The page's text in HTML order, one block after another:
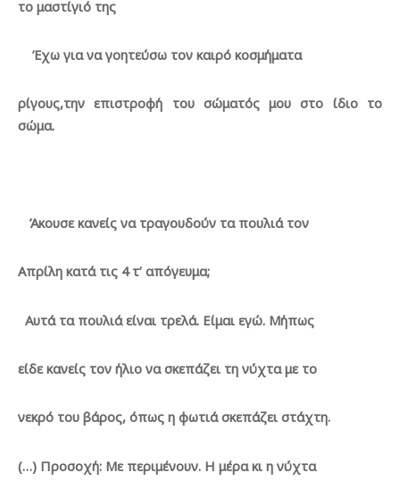
το μαστίγιό της
Έχω για να γοητεύσω τον καιρό κοσμήματα
ρίγους,την επιστροφή του σώματός μου στο ίδιο το
σώμα.
Άκουσε κανείς να τραγουδούν τα πουλιά τον
Απρίλη κατά τις 4 τ’ απόγευμα;
Αυτά τα πουλιά είναι τρελά. Είμαι εγώ. Μήπως
είδε κανείς τον ήλιο να σκεπάζει τη νύχτα με το
νεκρό του βάρος, όπως η φωτιά σκεπάζει στάχτη.
(…) Προσοχή: Με περιμένουν. Η μέρα κι η νύχτα